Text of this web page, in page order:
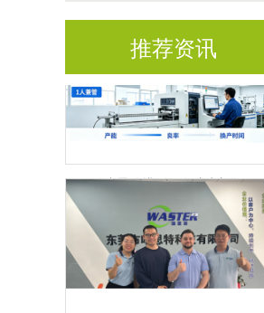
推荐资讯
微小零件排列正在成为新瓶颈